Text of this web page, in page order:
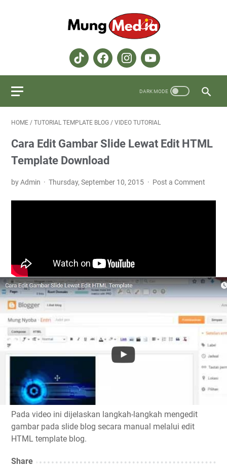
HOME / TUTORIAL TEMPLATE BLOG / VIDEO TUTORIAL
Cara Edit Gambar Slide Lewat Edit HTML
Template Download
by Admin Thursday, September 10, 2015 Post a Comment
Pada video ini dijelaskan langkah-langkah mengedit
gambar pada slide blog secara manual melalui edit
HTML template blog.
Share